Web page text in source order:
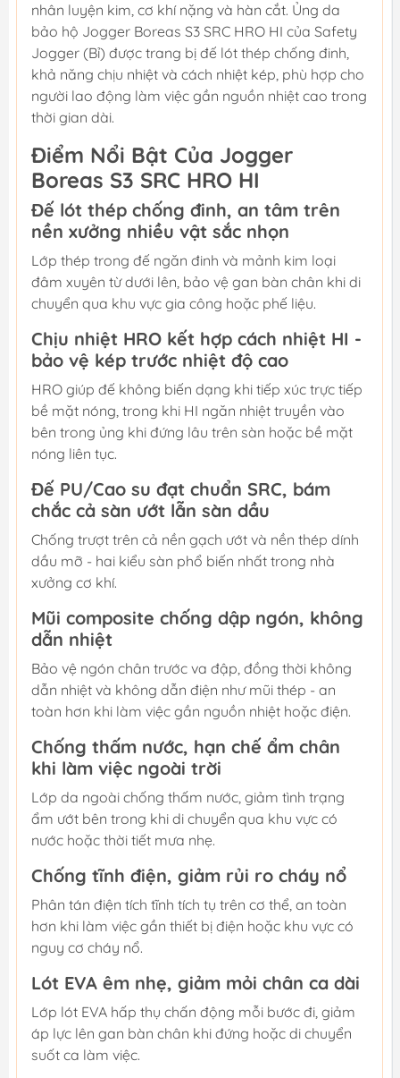
nhân luyện kim, cơ khí nặng và hàn cắt. Ủng da
bảo hộ Jogger Boreas S3 SRC HRO HI của Safety
Jogger (Bỉ) được trang bị đế lót thép chống đinh,
khả năng chịu nhiệt và cách nhiệt kép, phù hợp cho
người lao động làm việc gần nguồn nhiệt cao trong
thời gian dài.
Điểm Nổi Bật Của Jogger
Boreas S3 SRC HRO HI
Đế lót thép chống đinh, an tâm trên
nền xưởng nhiều vật sắc nhọn
Lớp thép trong đế ngăn đinh và mảnh kim loại
đâm xuyên từ dưới lên, bảo vệ gan bàn chân khi di
chuyển qua khu vực gia công hoặc phế liệu.
Chịu nhiệt HRO kết hợp cách nhiệt HI -
bảo vệ kép trước nhiệt độ cao
HRO giúp đế không biến dạng khi tiếp xúc trực tiếp
bề mặt nóng, trong khi HI ngăn nhiệt truyền vào
bên trong ủng khi đứng lâu trên sàn hoặc bề mặt
nóng liên tục.
Đế PU/Cao su đạt chuẩn SRC, bám
chắc cả sàn ướt lẫn sàn dầu
Chống trượt trên cả nền gạch ướt và nền thép dính
dầu mỡ - hai kiểu sàn phổ biến nhất trong nhà
xưởng cơ khí.
Mũi composite chống dập ngón, không
dẫn nhiệt
Bảo vệ ngón chân trước va đập, đồng thời không
dẫn nhiệt và không dẫn điện như mũi thép - an
toàn hơn khi làm việc gần nguồn nhiệt hoặc điện.
Chống thấm nước, hạn chế ẩm chân
khi làm việc ngoài trời
Lớp da ngoài chống thấm nước, giảm tình trạng
ẩm ướt bên trong khi di chuyển qua khu vực có
nước hoặc thời tiết mưa nhẹ.
Chống tĩnh điện, giảm rủi ro cháy nổ
Phân tán điện tích tĩnh tích tụ trên cơ thể, an toàn
hơn khi làm việc gần thiết bị điện hoặc khu vực có
nguy cơ cháy nổ.
Lót EVA êm nhẹ, giảm mỏi chân ca dài
Lớp lót EVA hấp thụ chấn động mỗi bước đi, giảm
áp lực lên gan bàn chân khi đứng hoặc di chuyển
suốt ca làm việc.